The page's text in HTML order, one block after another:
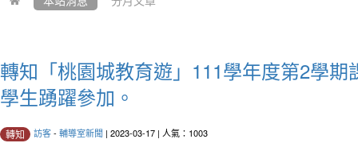
轉知「桃園城教育遊」111學年度第2學期
學生踴躍參加。
轉知 訪客- 輔導室新聞 | 2023-03-17 | 人氣：1003